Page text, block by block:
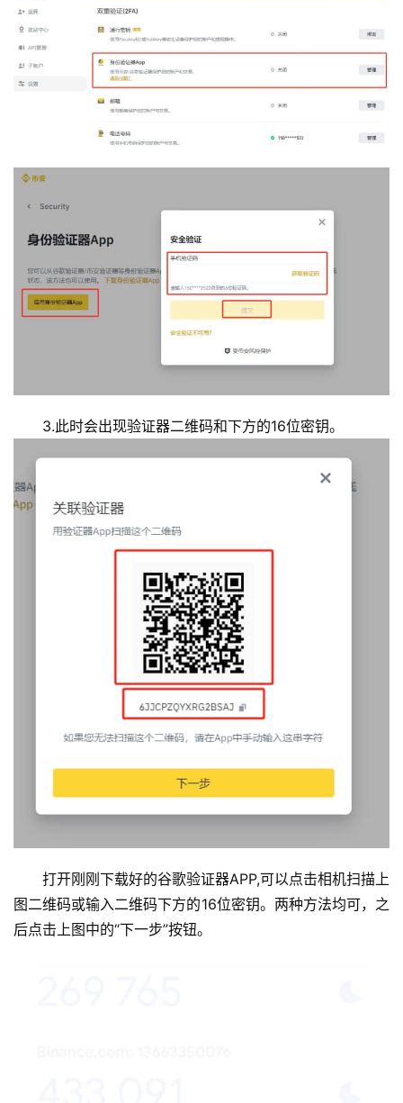
3.此时会出现验证器二维码和下方的16位密钥。
打开刚刚下载好的谷歌验证器APP,可以点击相机扫描上
图二维码或输入二维码下方的16位密钥。两种方法均可，之
后点击上图中的“下一步”按钮。